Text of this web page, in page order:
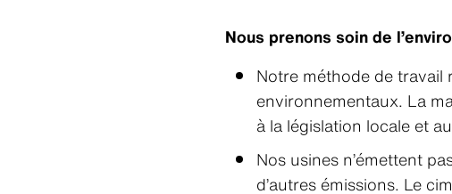
Nous prenons soin de
Notre méthode de travail
environnementaux. La
à la législation locale et
Nos usines n’émettent
d’autres émissions. Le